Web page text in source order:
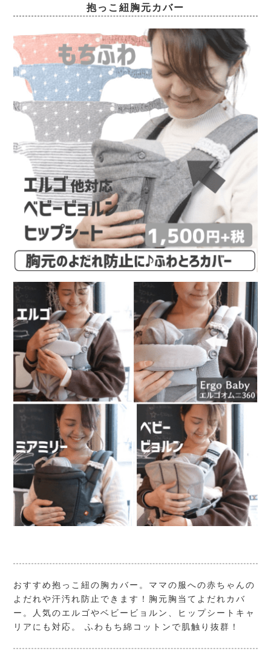
抱っこ紐胸元カバー
おすすめ抱っこ紐の胸カバー。ママの服への赤ちゃんの
よだれや汗汚れ防止できます！胸元胸当てよだれカバ
ー。人気のエルゴやベビービョルン、ヒップシートキャ
リアにも対応。 ふわもち綿コットンで肌触り抜群！